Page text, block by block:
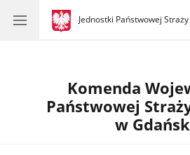
gov.pl
Jednostki Państwowej
gov.pl
Jednostki
Komenda
Państwowej
w